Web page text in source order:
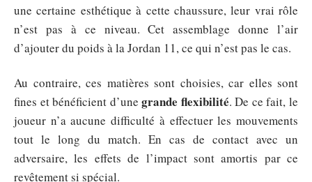
une certaine esthétique à cette chaussure, leur vrai rôle
n’est pas à ce niveau. Cet assemblage donne l’air
d’ajouter du poids à la Jordan 11, ce qui n’est pas le cas.
Au contraire, ces matières sont choisies, car elles sont
fines et bénéficient d’unegrande flexibilité. De ce fait, le
joueur n’a aucune difficulté à effectuer les mouvements
tout le long du match. En cas de contact avec un
adversaire, les effets de l’impact sont amortis par ce
revêtement si spécial.